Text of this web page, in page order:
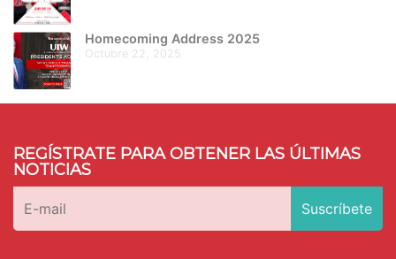
Homecoming Address 2025
octubre 22, 2025
REGÍSTRATE PARA OBTENER LAS ÚLTIMAS
NOTICIAS